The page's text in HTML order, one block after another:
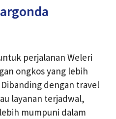
perjalanan Weleri
ongkos yang lebih
dengan travel
layanan terjadwal,
mumpuni dalam